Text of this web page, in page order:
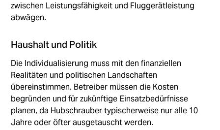
zwischen Leistungsfähigkeit und Fluggerätleistung
abwägen.
Haushalt und Politik
Die Individualisierung muss mit den finanziellen
Realitäten und politischen Landschaften
übereinstimmen. Betreiber müssen die Kosten
begründen und für zukünftige Einsatzbedürfnisse
planen, da Hubschrauber typischerweise nur alle 10
Jahre oder öfter ausgetauscht werden.